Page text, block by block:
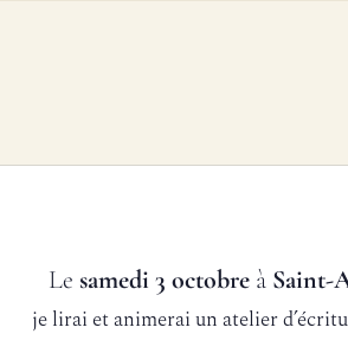
Le samedi 3 octobreà Saint-
je lirai et animerai un atelier